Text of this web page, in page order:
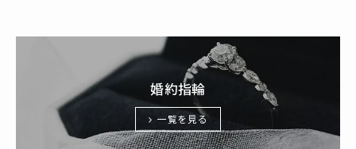
婚約指輪
一覧を見る